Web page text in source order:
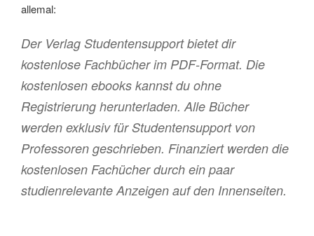
allemal:
Der Verlag Studentensupport bietet dir
kostenlose Fachbücher im PDF-Format. Die
kostenlosen ebooks kannst du ohne
Registrierung herunterladen. Alle Bücher
werden exklusiv für Studentensupport von
Professoren geschrieben. Finanziert werden die
kostenlosen Fachücher durch ein paar
studienrelevante Anzeigen auf den Innenseiten.